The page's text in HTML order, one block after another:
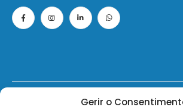
Gerir o© 2026 - ElectroMatos -